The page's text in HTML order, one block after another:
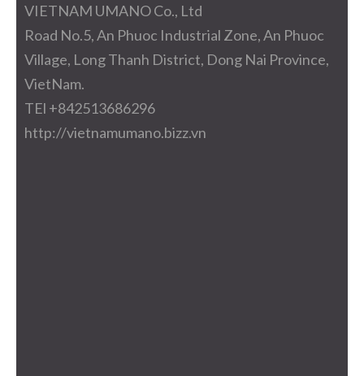
VIETNAM UMANO Co., Ltd
Road No.5, An Phuoc Industrial Zone, An Phuoc
Village, Long Thanh District, Dong Nai Province,
VietNam.
TEl +842513686296
http://vietnamumano.bizz.vn